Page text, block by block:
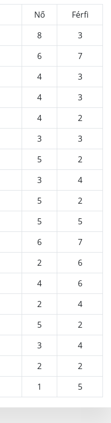
Nő
Férfi
8
3
6
7
4
3
4
3
4
2
3
3
5
2
3
4
5
2
5
5
6
7
2
6
4
6
2
4
5
2
3
4
2
2
1 5